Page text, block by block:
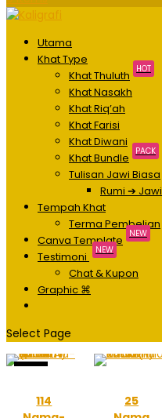
Utama
Khat Type
Khat Thuluth
HOT
Khat Nasakh
Khat Riq’ah
Khat Farisi
Khat Diwani
Khat Bundle
PACK
Tulisan Jawi Biasa
Rumi ➔ Jawi
Tempah Khat
Terma Pembelian
Canva Template
NEW
Testimoni NEW
Chat & Kupon
Graphic ⌘
Select Page
114
25